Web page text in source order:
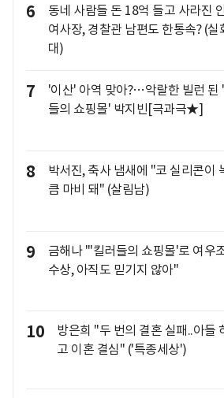
6
동네 사람들 돈 18억 들고 사라진
여사장, 경찰관 남편도 한통속? (실
대)
7
'이산' 아역 맞아?…악랄한 빌런 된
들의 쇼핑몰' 박지빈[극과극★]
8
박서진, 축사 냄새에 "코 실리콘이
큼 마비 돼" (살림남)
9
금해나 "'킬러들의 쇼핑몰'로 여우
수상, 아직도 믿기지 않아"
10
방은희 "두 번의 결혼 실패..아들
고 이혼 결심" ('특종세상')